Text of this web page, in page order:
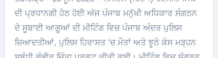
ਦੀ ਪ੍ਰਧਾਨਗੀ ਹੇਠ ਹੋਈ ਅੱਜ ਪੰਜਾਬ ਮਨੁੱਖੀ ਅਧਿਕਾਰ ਸੰਗਠਨ
ਦੇ ਸੂਬਾਈ ਆਗੂਆਂ ਦੀ ਮੀਟਿੰਗ ਵਿਚ ਪੰਜਾਬ ਅੰਦਰ ਪੁਲਿਸ
ਜ਼ਿਆਦਤੀਆਂ, ਪੁਲਿਸ ਹਿਰਾਸਤ ’ਚ ਮੌਤਾਂ ਅਤੇ ਝੂਠੇ ਕੇਸ ਮੜ੍ਹਨ